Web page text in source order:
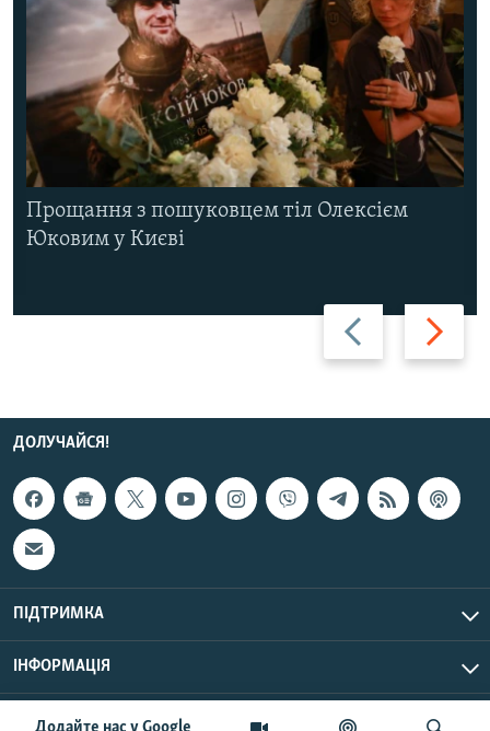
Назад Вперед
Прощання з пошуковцем тіл Олексієм
Юковим у Києві
ДОЛУЧАЙСЯ!
ПІДТРИМКА
ІНФОРМАЦІЯ
© Радіо Свобода, 2026 | Усі права застережено.
UTC+3